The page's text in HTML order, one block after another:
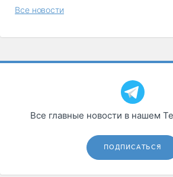
Все новости
Все главные новости в нашем
ПОДПИСАТЬСЯ